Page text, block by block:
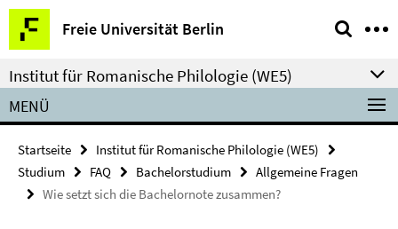
Springe
direkt
zu
Inhalt
Freie Universität Berlin
Service-
Navigation
Institut für Romanische Philologie (WE5)
MENÜ
Startseite
Institut für Romanische Philologie (WE5)
Studium
FAQ Bachelorstudium
Allgemeine Fragen
Wie setzt sich die Bachelornote zusammen?